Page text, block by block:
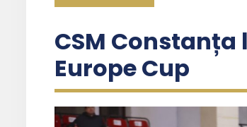
CSM
Europe Cup